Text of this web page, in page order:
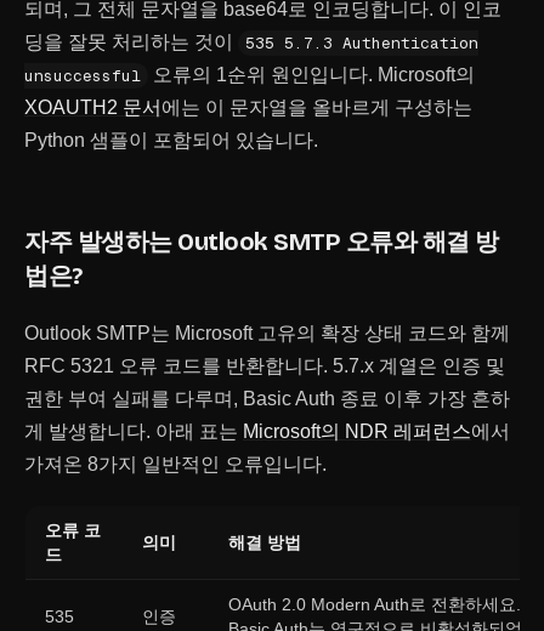
되며, 그 전체 문자열을 base64로 인코딩합니다. 이 인코
딩을 잘못 처리하는 것이
535 5.7.3 Authentication
unsuccessful
오류의 1순위 원인입니다. Microsoft의
XOAUTH2 문서 에는 이 문자열을 올바르게 구성하는
Python 샘플이 포함되어 있습니다.
자주 발생하는 Outlook SMTP 오류와 해결 방
법은?
Outlook SMTP는 Microsoft 고유의 확장 상태 코드와 함께
RFC 5321 오류 코드를 반환합니다. 5.7.x 계열은 인증 및
권한 부여 실패를 다루며, Basic Auth 종료 이후 가장 흔하
게 발생합니다. 아래 표는 Microsoft의 NDR 레퍼런스에서
가져온 8가지 일반적인 오류입니다.
오류 코
드
의미 해결 방법
535
인증
OAuth 2.0 Modern Auth로 전환하세요.